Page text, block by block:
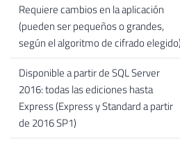
Requiere cambios en la aplicación
(pueden ser pequeños o grandes,
según el algoritmo de cifrado elegido)
Disponible a partir de SQL Server
2016: todas las ediciones hasta
Express (Express y Standard a partir
de 2016 SP1)